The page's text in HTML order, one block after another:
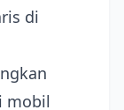
di
mobil